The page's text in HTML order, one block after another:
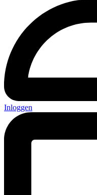
Inloggen